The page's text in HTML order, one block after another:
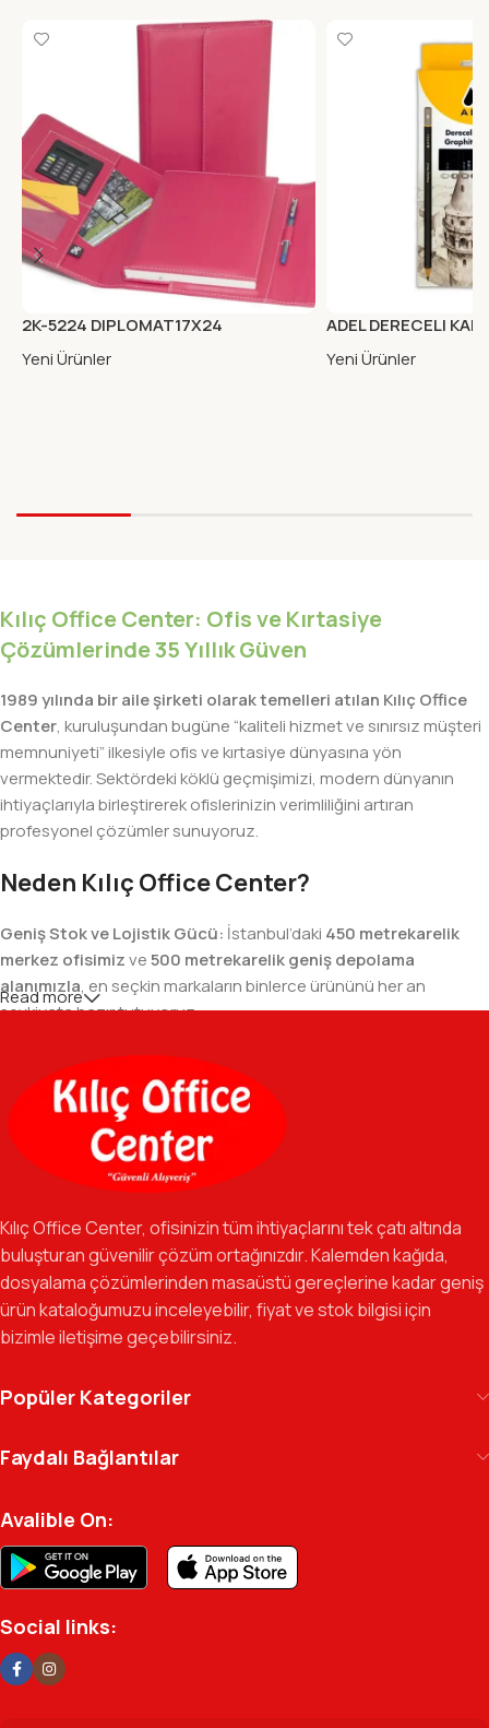
2K-5224 DIPLOMAT17X24
MIKNA.KAB.ORG.KARE FUSYA
Yeni Ürünler
ADEL DERECELI
Yeni Ürünler
Kılıç Office Center: Ofis ve Kırtasiye
Çözümlerinde 35 Yıllık Güven
1989 yılında bir aile şirketi olarak temelleri atılan Kılıç Office
Center, kuruluşundan bugüne “kaliteli hizmet ve sınırsız müşteri
memnuniyeti” ilkesiyle ofis ve kırtasiye dünyasına yön
vermektedir. Sektördeki köklü geçmişimizi, modern dünyanın
ihtiyaçlarıyla birleştirerek ofislerinizin verimliliğini artıran
profesyonel çözümler sunuyoruz.
Neden Kılıç Office Center?
Geniş Stok ve Lojistik Gücü: İstanbul’daki 450 metrekarelik
merkez ofisimizve500 metrekarelik geniş depolama
alanımızla, en seçkin markaların binlerce ürününü her an
sevkiyata hazır tutuyoruz.
Geniş Ürün Yelpazesi:Temel kırtasiye malzemelerinden teknik
ofis gereçlerine kadar, iş hayatınızda ihtiyaç duyduğunuz her
şeyi tek bir çatı altında, en uygun fiyat avantajlarıyla bulmanızı
sağlıyoruz.
Özverili Takım Ruhu:İşini tutkuyla yapan, güler yüzlü ve çözüm
güvenilir bir yol arkadaşı olmayı hedefliyoruz.
Gelecek Vizyonu:Kurumsal kimliğimizi yeni iş birlikleri ve global
markalarla güçlendirerek, Türkiye genelinde müşteri ağımızı her
geçen gün büyütmeye devam ediyoruz.
Kılıç Office Center
arşivinizdeki dosyaya kadar her detayda yanınızda.
Ofisinizin enerjisini ve verimliliğini artırmak için
profesyonel kadromuzla hizmetinizdeyiz.
Read more
Kılıç Office Center, ofisinizin tüm ihtiyaçlarını tek çatı altında
buluşturan güvenilir çözüm ortağınızdır. Kalemden kağıda,
dosyalama çözümlerinden masaüstü gereçlerine kadar geniş
ürün kataloğumuzu inceleyebilir, fiyat ve stok bilgisi için
bizimle iletişime geçebilirsiniz.
Popüler Kategoriler
Faydalı Bağlantılar
Avalible On:
Social links: